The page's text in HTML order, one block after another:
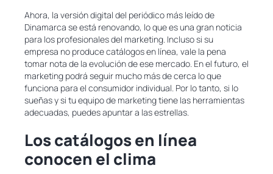
Ahora, la versión digital del periódico más leído de
Dinamarca se está renovando, lo que es una gran noticia
para los profesionales del marketing. Incluso si su
empresa no produce catálogos en línea, vale la pena
tomar nota de la evolución de ese mercado. En el futuro, el
marketing podrá seguir mucho más de cerca lo que
funciona para el consumidor individual. Por lo tanto, si lo
sueñas y si tu equipo de marketing tiene las herramientas
adecuadas, puedes apuntar a las estrellas.
Los catálogos en línea
conocen el clima